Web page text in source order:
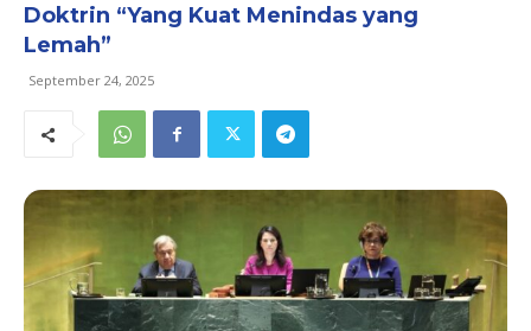
Doktrin “Yang Kuat Menindas yang
Lemah”
September 24, 2025